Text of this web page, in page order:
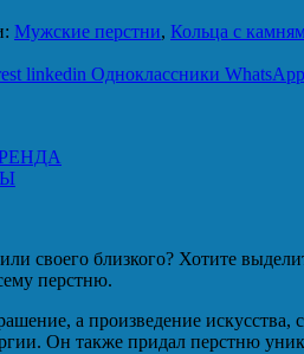
Мужские перстни, Кольца с
linkedin Одноклассники WhatsApp
своего близкого? Хотите
перстню.
а произведение
Он также придал перстню